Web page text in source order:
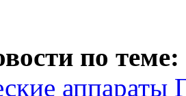
по теме: